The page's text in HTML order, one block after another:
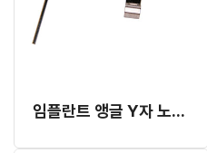
임플란트 앵글 Y자 노즐, 클립 (세신)